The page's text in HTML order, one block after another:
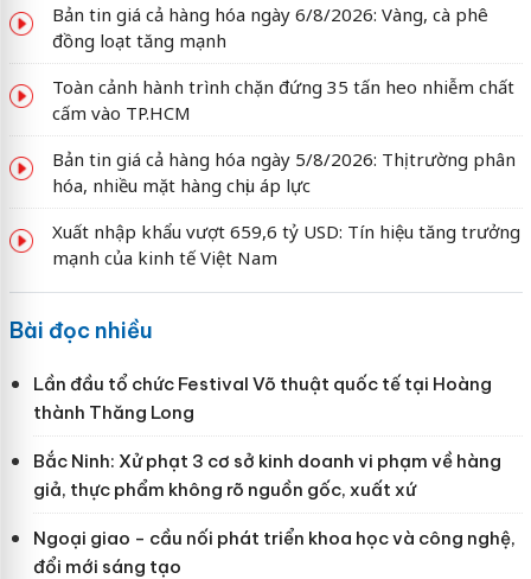
Bản tin giá cả hàng hóa ngày 6/8/2026: Vàng, cà phê
đồng loạt tăng mạnh
Toàn cảnh hành trình chặn đứng 35 tấn heo nhiễm chất
cấm vào TP.HCM
Bản tin giá cả hàng hóa ngày 5/8/2026: Thị trường phân
hóa, nhiều mặt hàng chịu áp lực
Xuất nhập khẩu vượt 659,6 tỷ USD: Tín hiệu tăng trưởng
mạnh của kinh tế Việt Nam
Bài đọc nhiều
Lần đầu tổ chức Festival Võ thuật quốc tế tại Hoàng
thành Thăng Long
Bắc Ninh: Xử phạt 3 cơ sở kinh doanh vi phạm về hàng
giả, thực phẩm không rõ nguồn gốc, xuất xứ
Ngoại giao - cầu nối phát triển khoa học và công nghệ,
đổi mới sáng tạo